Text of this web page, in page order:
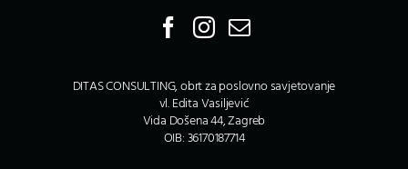
DITAS CONSULTING, obrt za poslovno savjetovanje
vl. Edita Vasiljević
Vida Došena 44, Zagreb
OIB: 36170187714